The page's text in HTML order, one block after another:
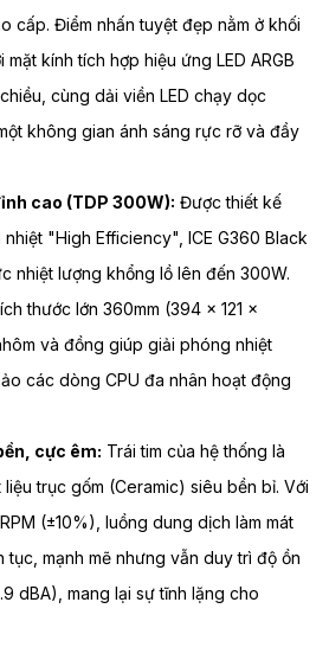
cấp. Điểm nhấn tuyệt đẹp nằm ở khối
kính tích hợp hiệu ứng LED ARGB
cùng dải viền LED chạy dọc
không gian ánh sáng rực rỡ và đầy
cao (TDP 300W): Được thiết kế
"High Efficiency", ICE G360 Black
nhiệt lượng khổng lồ lên đến 300W.
thước lớn 360mm (394 × 121 ×
và đồng giúp giải phóng nhiệt
các dòng CPU đa nhân hoạt động
cực êm: Trái tim của hệ thống là
trục gốm (Ceramic) siêu bền bỉ. Với
(±10%), luồng dung dịch làm mát
tục, mạnh mẽ nhưng vẫn duy trì độ ồn
dBA), mang lại sự tĩnh lặng cho